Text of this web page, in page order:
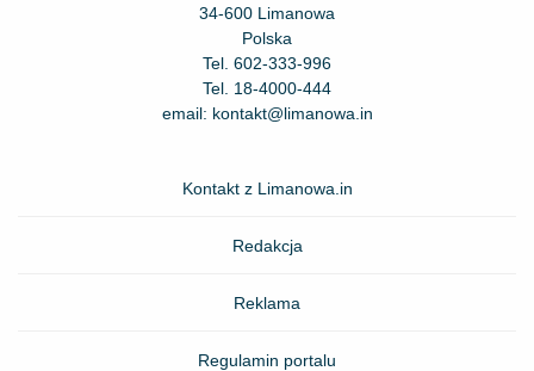
34-600 Limanowa
Polska
Tel. 602-333-996
Tel. 18-4000-444
email: kontakt@limanowa.in
Kontakt z Limanowa.in
Redakcja
Reklama
Regulamin portalu